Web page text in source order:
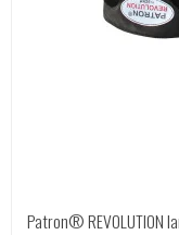
Patron® REVOLUTION